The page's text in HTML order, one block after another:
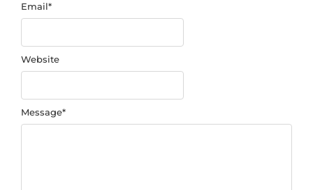
Message*
Email*
Website